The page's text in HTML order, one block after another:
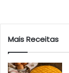
Mais Receitas